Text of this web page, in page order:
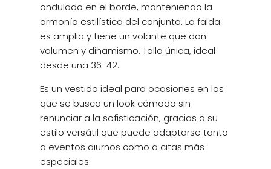
ondulado en el borde, manteniendo la
armonía estilística del conjunto. La falda
es amplia y tiene un volante que dan
volumen y dinamismo. Talla única, ideal
desde una 36-42.
Es un vestido ideal para ocasiones en las
que se busca un look cómodo sin
renunciar a la sofisticación, gracias a su
estilo versátil que puede adaptarse tanto
a eventos diurnos como a citas más
especiales.